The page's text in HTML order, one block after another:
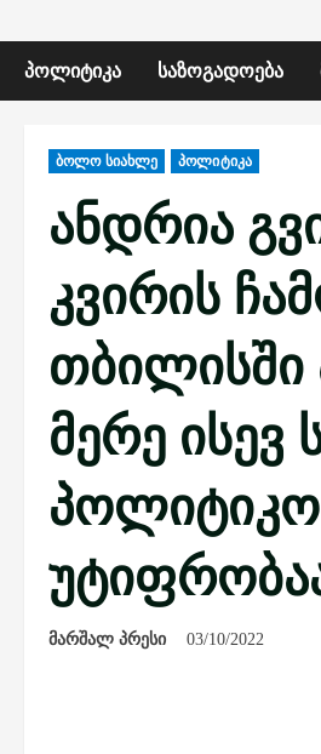
ᲞᲝᲚᲘᲢᲘᲙᲐ ᲡᲐᲖᲝᲒᲐᲓᲝᲔᲑᲐ
ბოლო სიახლე პოლიტიკა
ანდრია
კვირის
თბილისში
მერე
მარშალ პრესი 03/10/2022